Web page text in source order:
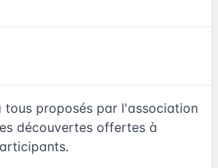
tous proposés par l'association
découvertes offertes à